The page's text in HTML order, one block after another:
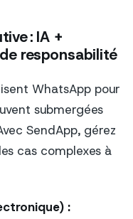
: IA +
responsabilité
WhatsApp pour
submergées
SendApp, gérez
cas complexes à
: